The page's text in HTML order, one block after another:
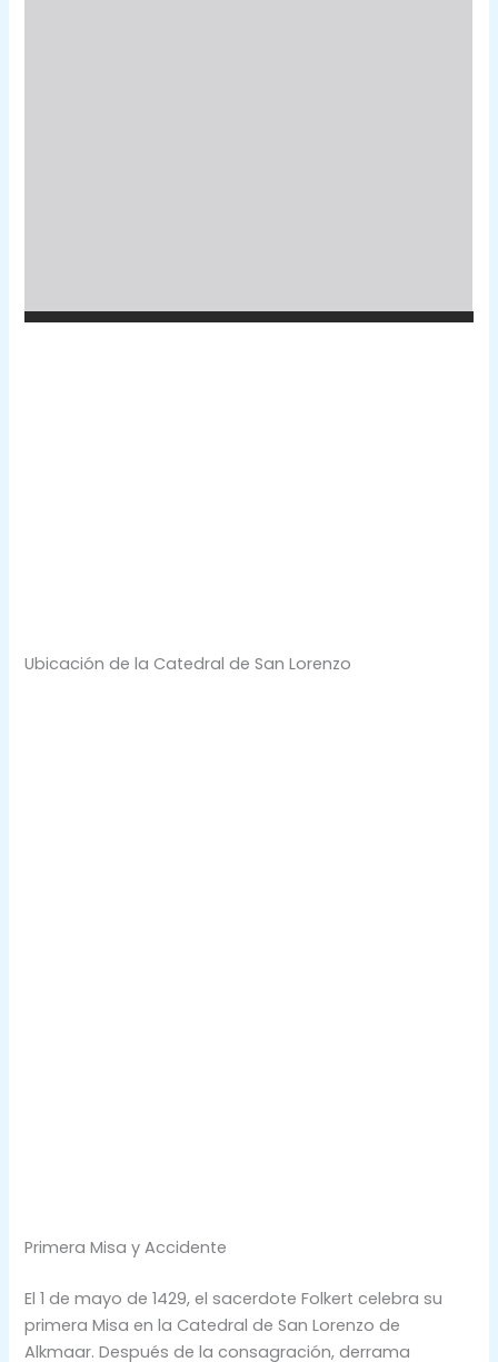
Ubicación de la Catedral de San Lorenzo
Primera Misa y Accidente
El 1 de mayo de 1429, el sacerdote Folkert celebra su
primera Misa en la Catedral de San Lorenzo de
Alkmaar. Después de la consagración, derrama